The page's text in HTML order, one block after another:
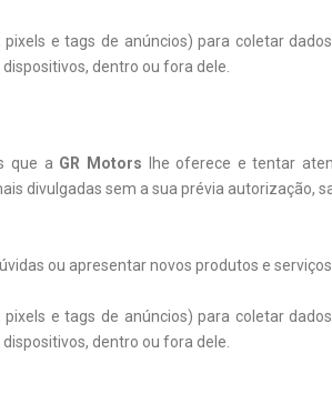
e tags de anúncios) para coletar
dentro ou fora dele.
que a GR Motors lhe oferece e tentar
divulgadas sem a sua prévia autorização,
ou apresentar novos produtos e serviços.
e tags de anúncios) para coletar
dentro ou fora dele.